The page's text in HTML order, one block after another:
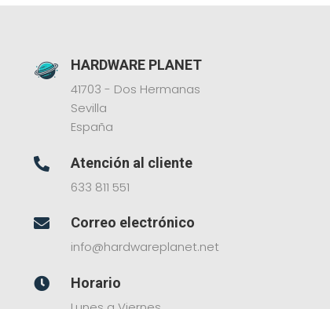
HARDWARE PLANET
41703 - Dos Hermanas
Sevilla
España

Atención al cliente
633 811 551

Correo electrónico
info@hardwareplanet.net

Horario